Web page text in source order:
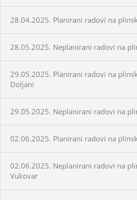
28.04.2025. Planirani radovi na
28.05.2025. Neplanirani radovi na
29.05.2025. Planirani radovi na
Doljani
29.05.2025. Neplanirani radovi na
02.06.2025. Planirani radovi na
02.06.2025. Neplanirani radovi na
Vukovar